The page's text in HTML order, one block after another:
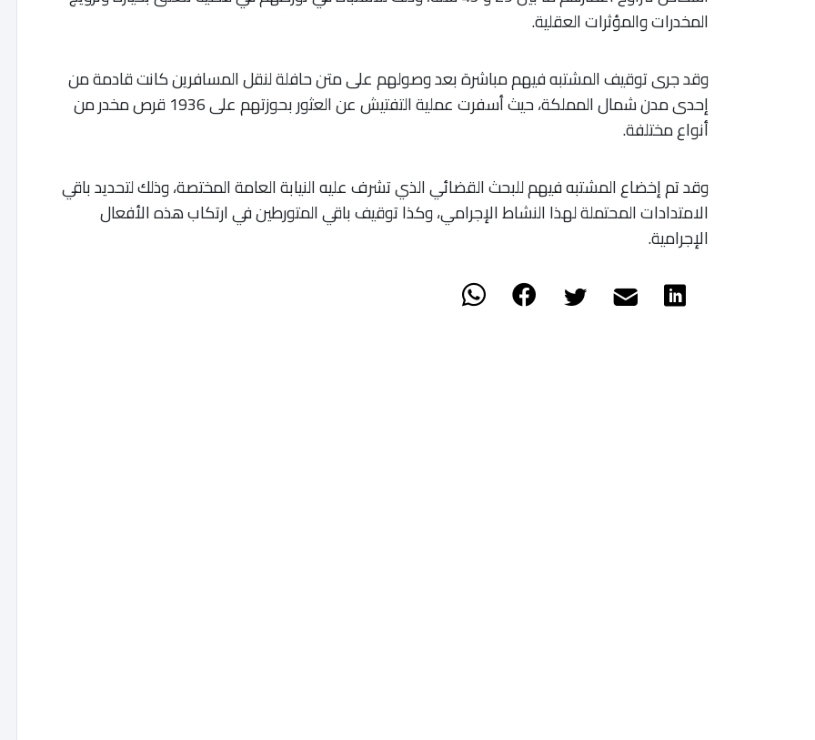
المخدرات والمؤثرات العقلية.
وقد جرى توقيف المشتبه فيهم مباشرة بعد وصولهم على متن حافلة لنقل المسافرين كانت قادمة من
إحدى مدن شمال المملكة، حيث أسفرت عملية التفتيش عن العثور بحوزتهم على 1936 قرص مخدر من
أنواع مختلفة.
وقد تم إخضاع المشتبه فيهم للبحث القضائي الذي تشرف عليه النيابة العامة المختصة، وذلك لتحديد باقي
الامتدادات المحتملة لهذا النشاط الإجرامي، وكذا توقيف باقي المتورطين في ارتكاب هذه الأفعال
الإجرامية.